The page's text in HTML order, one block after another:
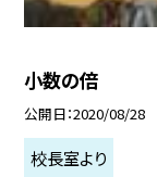
小数の倍
公開日 2020/08/28
校長室より